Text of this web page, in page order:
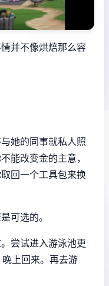
并不像烘焙那么容
她的同事就私人照
能改变金的主意，
回一个工具包来换
可选的。
尝试进入游泳池更
上回来。再去游